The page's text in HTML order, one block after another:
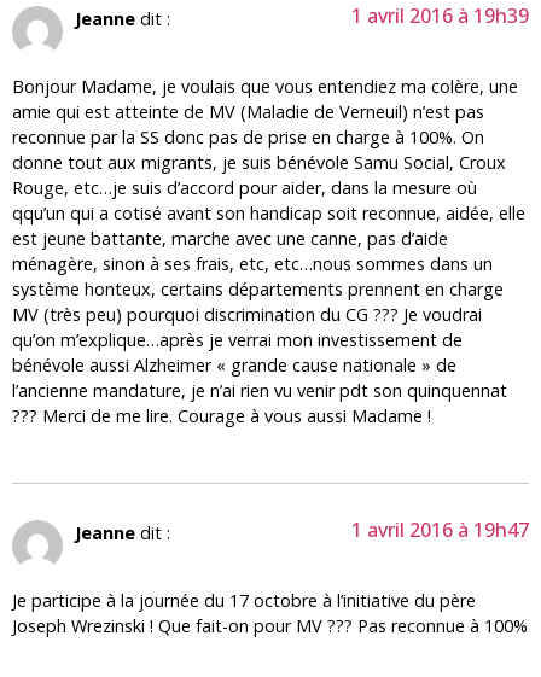
Jeanne dit : 1 avril 2016 à 19h39
Bonjour Madame, je voulais que vous entendiez ma colère, une
amie qui est atteinte de MV (Maladie de Verneuil) n’est pas
reconnue par la SS donc pas de prise en charge à 100%. On
donne tout aux migrants, je suis bénévole Samu Social, Croux
Rouge, etc…je suis d’accord pour aider, dans la mesure où
qqu’un qui a cotisé avant son handicap soit reconnue, aidée, elle
est jeune battante, marche avec une canne, pas d’aide
ménagère, sinon à ses frais, etc, etc…nous sommes dans un
système honteux, certains départements prennent en charge
MV (très peu) pourquoi discrimination du CG ??? Je voudrai
qu’on m’explique…après je verrai mon investissement de
bénévole aussi Alzheimer « grande cause nationale » de
l’ancienne mandature, je n’ai rien vu venir pdt son quinquennat
??? Merci de me lire. Courage à vous aussi Madame !
Jeanne dit : 1 avril 2016 à 19h47
Je participe à la journée du 17 octobre à l’initiative du père
Joseph Wrezinski ! Que fait-on pour MV ??? Pas reconnue à 100%